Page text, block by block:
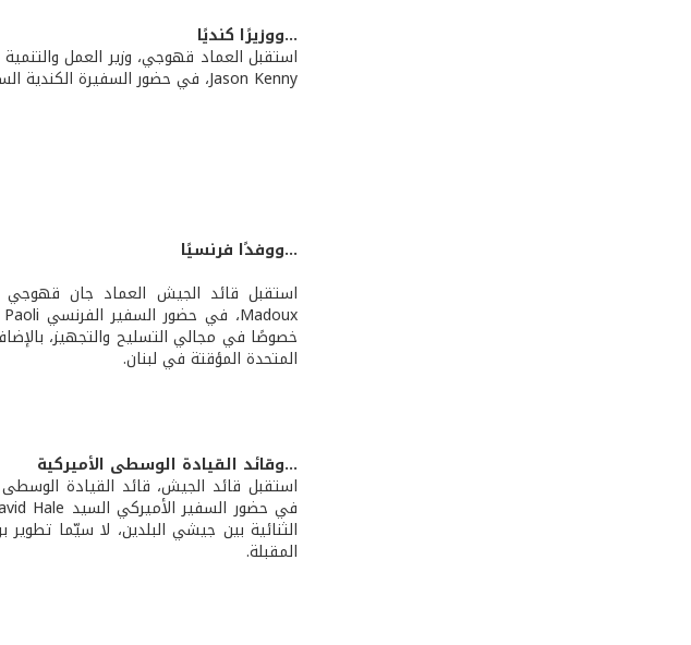
...ووزيرًا كنديًا
استقبل العماد قهوجي، وزير العمل
Jason Kenny، في حضور السفيرة الكندية السيدة Hilary Childs-Adams.
...ووفدًا فرنسيًا
خصوصًا في مجالي التسليح والتجهيز،
المتحدة المؤقتة في لبنان.
...وقائد القيادة الوسطى الأميركية
الثنائية بين جيشي البلدين، لا سيّما
المقبلة.